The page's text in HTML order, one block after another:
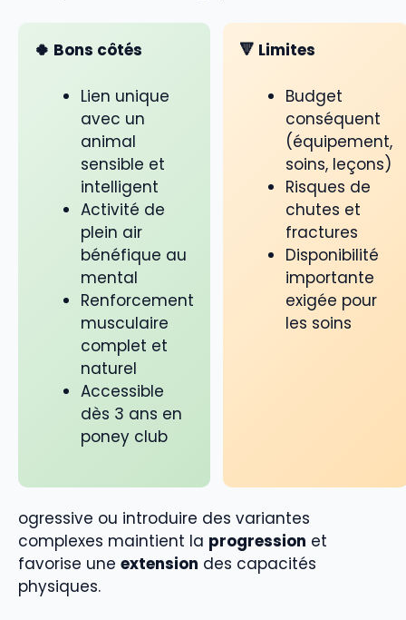
🍀 Bons côtés
Lien unique
avec un
animal
sensible et
intelligent
Activité de
plein air
bénéfique au
mental
Renforcement
musculaire
complet et
naturel
Accessible
dès 3 ans en
poney club
🔻 Limites
Budget
conséquent
(équipement,
soins, leçons)
Risques de
chutes et
fractures
Disponibilité
importante
exigée pour
les soins
ogressive ou introduire des variantes
complexes maintient la progression et
favorise une extension des capacités
physiques.